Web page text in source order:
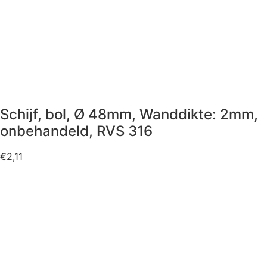
Schijf, bol, Ø 48mm, Wanddikte: 2mm,
onbehandeld, RVS 316
€2,11